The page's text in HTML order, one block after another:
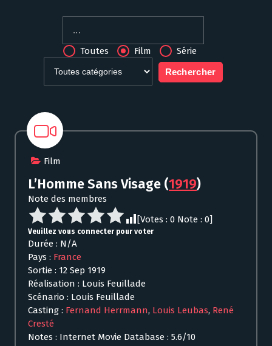
Toutes Film Série
Film
L’Homme Sans Visage (1919)
Note des membres
[Votes : 0 Note : 0]
Veuillez vous connecter pour voter
Durée : N/A
Pays : France
Sortie : 12 Sep 1919
Réalisation : Louis Feuillade
Scénario : Louis Feuillade
Casting : Fernand Herrmann, Louis Leubas, René
Cresté
Notes : Internet Movie Database : 5.6/10